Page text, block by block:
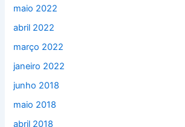
maio 2022
abril 2022
março 2022
janeiro 2022
junho 2018
maio 2018
abril 2018